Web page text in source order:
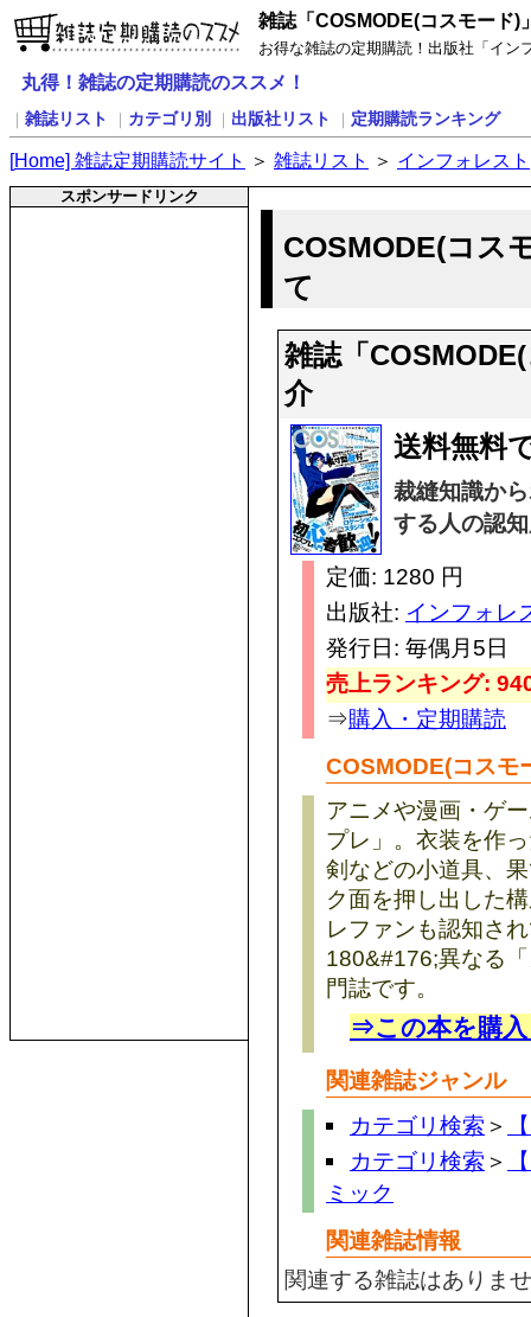
雑誌「COSMODE(コスモード)
お得な雑誌の定期購読！出版社「イン
丸得！雑誌の定期購読のススメ！
雑誌リスト カテゴリ別 出版社リスト 定期購読ランキング
[Home] 雑誌定期購読サイト ＞ 雑誌リスト ＞ インフォレスト
スポンサードリンク
COSMODE(コス
て
雑誌「
介
送料無料
裁縫知識か
する人の認
定価: 1280 円
出版社: インフォレ
発行日: 毎偶月5日
売上ランキング:
⇒購入・定期購読
COSMODE(コスモ
アニメや漫画・ゲ
プレ」。衣装を作
剣などの小道具、
ク面を押し出した
レファンも認知さ
180&#176;異なる
門誌です。
⇒この本を購
関連雑誌ジャンル
カテゴリ検索 ＞
カテゴリ検索 ＞
ミック
関連雑誌情報
関連する雑誌はありま